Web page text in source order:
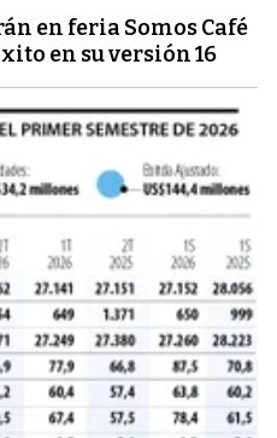
en feria Somos Café
en su versión 16